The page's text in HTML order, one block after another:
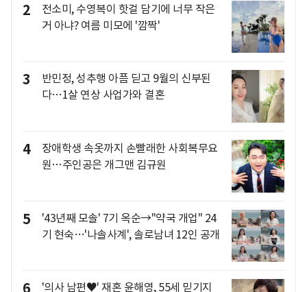
2
전소미, 수영복이 핫걸 담기에 너무 작은
거 아냐? 여름 미모에 '깜짝'
3
반민정, 성추행 아픔 딛고 9월의 신부된
다…1살 연상 사업가와 결혼
4
장애학생 속옷까지 손빨래한 사회복무요
원…주인공은 개그맨 김규원
5
'43년째 모솔' 7기 옥순→"약국 개업" 24
기 현숙…'나솔사계', 솔로남녀 12인 공개
'의사 남편♥' 재혼 윤해영, 55세 믿기지